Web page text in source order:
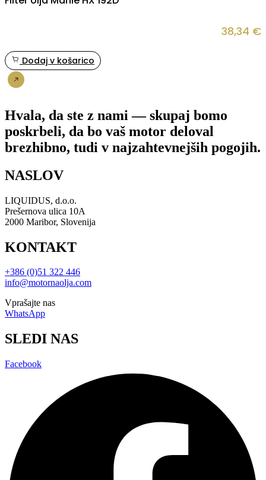
38,34 €
Dodaj v košarico
Hvala, da ste z nami — skupaj bomo
poskrbeli, da bo vaš motor deloval
brezhibno, tudi v najzahtevnejših pogojih.
NASLOV
LIQUIDUS, d.o.o.
Prešernova ulica 10A
2000 Maribor, Slovenija
KONTAKT
+386 (0)51 322 446
info@motornaolja.com
Vprašajte nas
WhatsApp
SLEDI NAS
Facebook